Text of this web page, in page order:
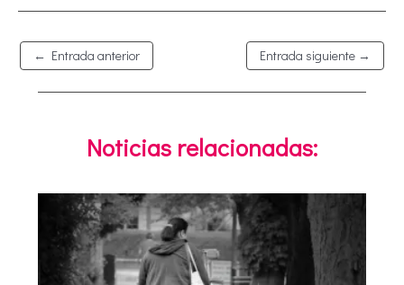
← Entrada anterior Entrada siguiente →
Noticias relacionadas: